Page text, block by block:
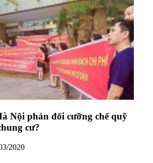
Nội phản đối cưỡng chế quỹ
cư?
2020